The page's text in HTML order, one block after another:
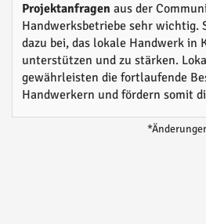
Projektanfragen aus der
Handwerksbetriebe sehr wichtig.
dazu bei, das lokale Handwerk in
unterstützen und zu stärken.
gewährleisten die fortlaufende
Handwerkern und fördern somit